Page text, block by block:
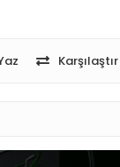
Karşılaştır